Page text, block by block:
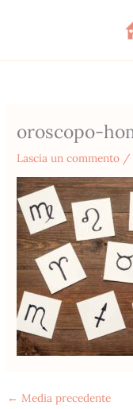
oroscopo-
Lascia un commento /
← Media precedente